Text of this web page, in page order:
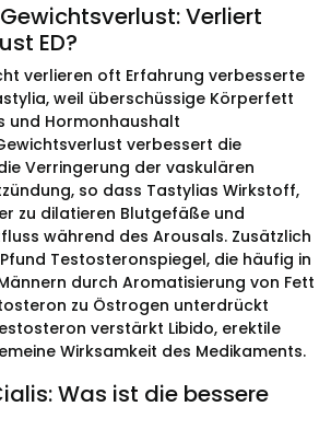
Verliert
ED?
verlieren oft Erfahrung verbesserte
weil überschüssige Körperfett
und Hormonhaushalt
verbessert die
Verringerung der vaskulären
so dass Tastylias Wirkstoff,
zu dilatieren Blutgefäße und
während des Arousals. Zusätzlich
Testosteronspiegel, die häufig in
durch Aromatisierung von Fett
zu Östrogen unterdrückt
verstärkt Libido, erektile
Wirksamkeit des Medikaments.
Was ist die bessere